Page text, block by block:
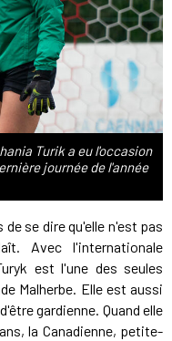
Turik a eu l'occasion
journée de l'année
se dire qu'elle n'est pas
Avec l'internationale
est l'une des seules
Malherbe. Elle est aussi
gardienne. Quand elle
la Canadienne, petite-